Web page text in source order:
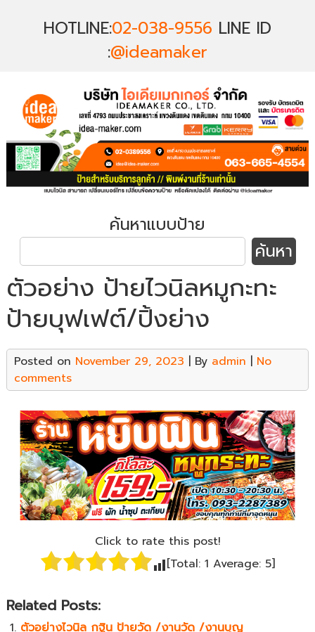
HOTLINE:02-038-9556 LINE ID
:@ideamaker
ค้นหาแบบป้าย
ตัวอย่าง ป้ายไวนิลหมูกะทะ
ป้ายบุฟเฟต์/ปิ้งย่าง
Posted on November 29, 2023 | By admin | No
comments
Click to rate this post!
[Total: 1 Average: 5]
Related Posts:
ตัวอย่างไวนิล กฐิน ป้ายวัด /งานวัด /งานบุญ